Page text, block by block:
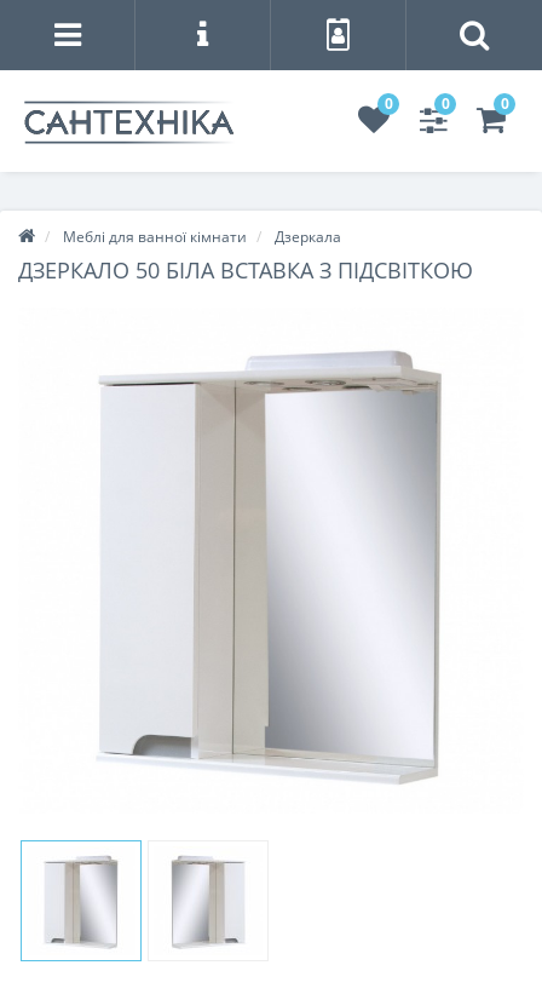
0 0 0
Меблі для ванної кімнати Дзеркала
ДЗЕРКАЛО 50 БІЛА ВСТАВКА З ПІДСВІТКОЮ